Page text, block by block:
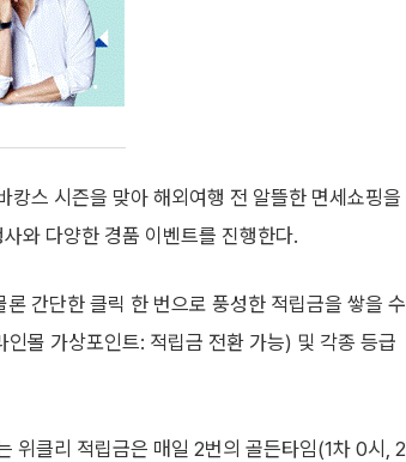
스 시즌을 맞아 해외여행 전 알뜰한 면세쇼핑을
와 다양한 경품 이벤트를 진행한다.
간단한 클릭 한 번으로 풍성한 적립금을 쌓을 수
몰 가상포인트: 적립금 전환 가능) 및 각종 등급
위클리 적립금은 매일 2번의 골든타임(1차 0시, 2